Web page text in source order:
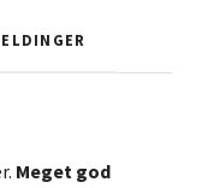
Meget god